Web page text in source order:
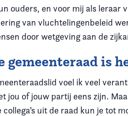
ouders, en voor mij als leraar
van vluchtelingenbeleid
door wetgeving aan de
gemeenteraad is
voel ik veel
jou of jouw partij eens zijn.
collega’s uit de raad kun je tot